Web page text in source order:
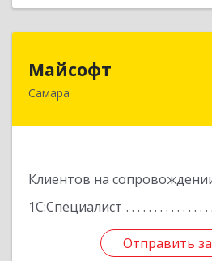
Майсофт
Самара
Клиентов на
1С:Специалист
Отправить
443076, Самарская обл,
Отправить